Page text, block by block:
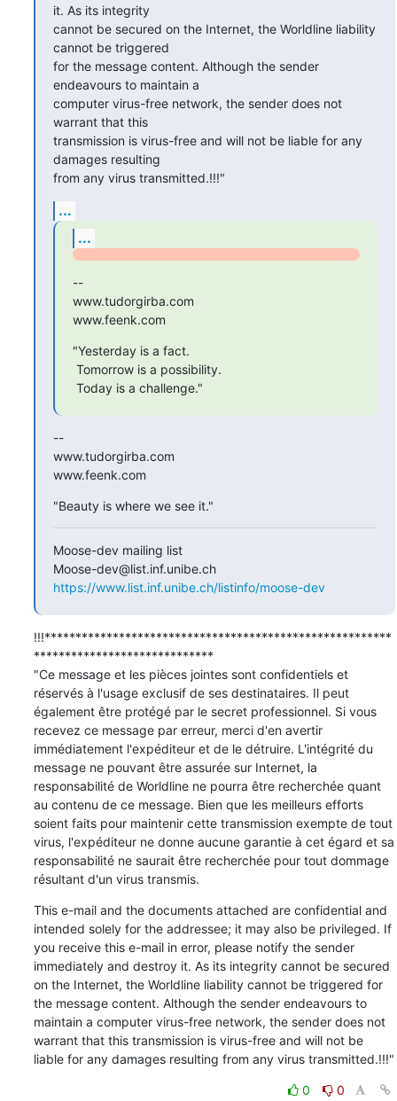
it. As its integrity
cannot be secured on the Internet, the Worldline liability
cannot be triggered
for the message content. Although the sender
endeavours to maintain a
computer virus-free network, the sender does not
warrant that this
transmission is virus-free and will not be liable for any
damages resulting
from any virus transmitted.!!!"
...
...
--
www.tudorgirba.com
www.feenk.com
"Yesterday is a fact.
Today is a challenge."
--
www.tudorgirba.com
www.feenk.com
"Beauty is where we see it."
Moose-dev mailing list
Moose-dev@list.inf.unibe.ch
https://www.list.inf.unibe.ch/listinfo/moose-dev
!!!********************************************************
*****************************
"Ce message et les pièces jointes sont confidentiels et
réservés à l'usage exclusif de ses destinataires. Il peut
également être protégé par le secret professionnel. Si vous
recevez ce message par erreur, merci d'en avertir
immédiatement l'expéditeur et de le détruire. L'intégrité du
message ne pouvant être assurée sur Internet, la
responsabilité de Worldline ne pourra être recherchée quant
au contenu de ce message. Bien que les meilleurs efforts
soient faits pour maintenir cette transmission exempte de tout
virus, l'expéditeur ne donne aucune garantie à cet égard et sa
responsabilité ne saurait être recherchée pour tout dommage
résultant d'un virus transmis.
This e-mail and the documents attached are confidential and
intended solely for the addressee; it may also be privileged. If
you receive this e-mail in error, please notify the sender
immediately and destroy it. As its integrity cannot be secured
on the Internet, the Worldline liability cannot be triggered for
the message content. Although the sender endeavours to
maintain a computer virus-free network, the sender does not
warrant that this transmission is virus-free and will not be
liable for any damages resulting from any virus transmitted.!!!"
0
0